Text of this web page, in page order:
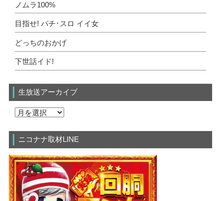
ノムラ100%
目指せ! パチ･スロ イイ女
どっちのおかげ
下世話イド!
生放送アーカイブ
ニコナナ取材LINE